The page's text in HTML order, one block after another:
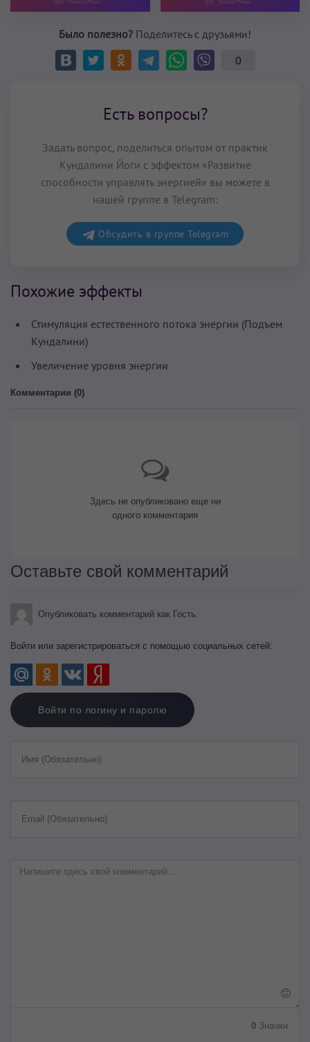
Было полезно? Поделитесь с друзьями!
0
Есть вопросы?
Задать вопрос, поделиться опытом от практик
Кундалини Йоги с эффектом «Развитие
способности управлять энергией» вы можете в
нашей группе в Telegram:
Обсудить в группе Telegram
Похожие эффекты
Стимуляция естественного потока энергии (Подъем
Кундалини)
Увеличение уровня энергии
Комментарии (0)
Здесь не опубликовано еще ни
одного комментария
Оставьте свой комментарий
Опубликовать комментарий как Гость.
Войти или зарегистрироваться с помощью социальных сетей:
Войти по логину и паролю
Имя (Обязательно)
Email (Обязательно)
0 Значки